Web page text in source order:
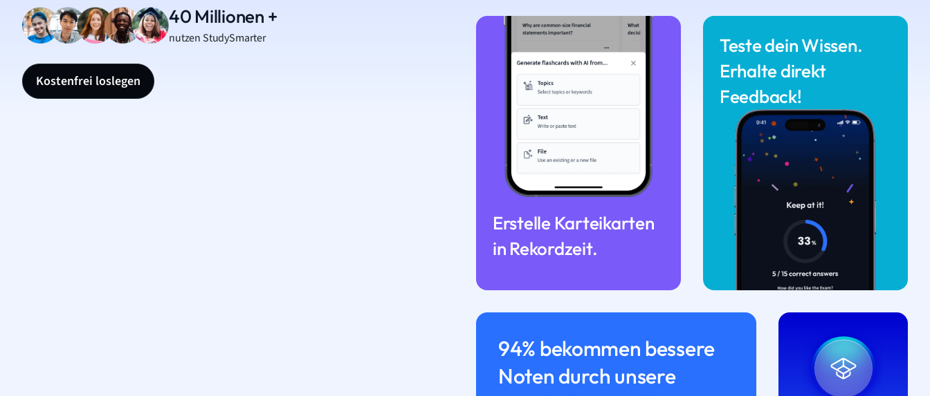
40 Millionen +
nutzen StudySmarter
Kostenfrei loslegen
Erstelle Karteikarten
in Rekordzeit.
Teste dein Wissen.
Erhalte direkt
Feedback!
94% bekommen bessere
Noten durch unsere